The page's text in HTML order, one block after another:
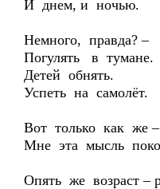
И днем, и ночью.
Немного, правда? –
Погулять в тумане.
Детей обнять.
Успеть на самолёт.
Вот только как же
Мне эта мысль
Опять же возраст –